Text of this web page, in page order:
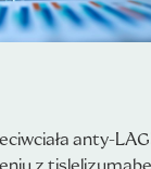
anty-